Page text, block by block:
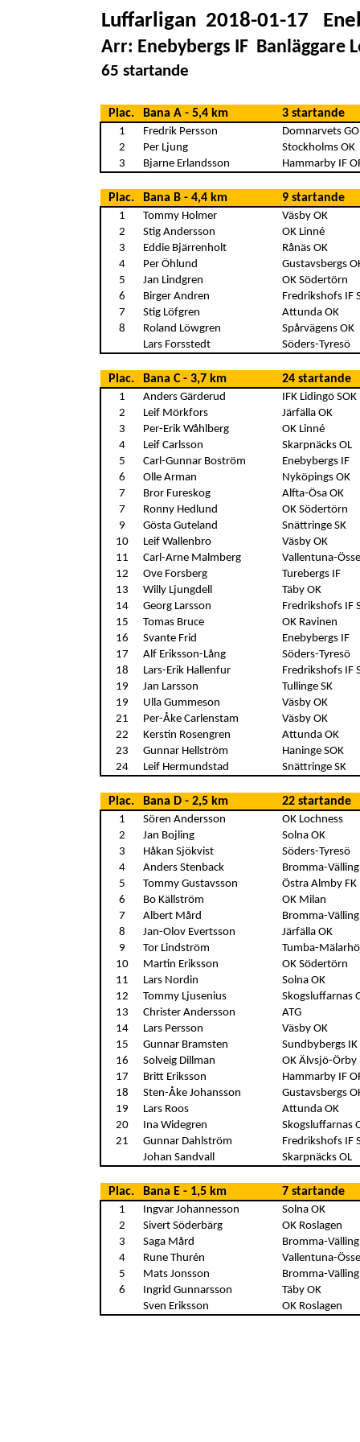
Luffarligan 2018-01-17
Arr: Enebybergs IF Banläggare
65 startande
Plac. Bana A - 5,4 km 3 startande
1 Fredrik Persson
Domnarvets
2
Per Ljung
Stockholms OK
3
Bjarne Erlandsson Hammarby IF
Plac. Bana B - 4,4 km 9 startande
1 Tommy Holmer
Väsby OK
2
Stig Andersson
OK Linné
3
Eddie Bjärrenholt
Rånäs OK
4
Per Öhlund
Gustavsbergs
5
Jan Lindgren
OK Södertörn
6
Birger Andren
Fredrikshofs IF
7
Stig Löfgren
Attunda OK
8
Roland Löwgren
Spårvägens OK
Lars Forsstedt
Söders-Tyresö
Plac. Bana C - 3,7 km 24 startande
1 Anders Gärderud
IFK Lidingö SOK
2
Leif Mörkfors
Järfälla OK
3
Per-Erik Wåhlberg
OK Linné
4
Leif Carlsson
Skarpnäcks OL
5
Carl-Gunnar Boström
Enebybergs IF
6
Olle Arman
Nyköpings OK
7
Bror Fureskog
Alfta-Ösa OK
7
Ronny Hedlund
OK Södertörn
9
Gösta Guteland
Snättringe SK
10
Leif Wallenbro
Väsby OK
11
Carl-Arne Malmberg
Vallentuna-
12
Ove Forsberg
Turebergs IF
13
Willy Ljungdell
Täby OK
14
Georg Larsson
Fredrikshofs IF
15
Tomas Bruce
OK Ravinen
16
Svante Frid
Enebybergs IF
17
Alf Eriksson-Lång
Söders-Tyresö
18
Lars-Erik Hallenfur
Fredrikshofs IF
19
Jan Larsson
Tullinge SK
19
Ulla Gummeson
Väsby OK
21
Per-Åke Carlenstam
Väsby OK
22
Kerstin Rosengren
Attunda OK
23
Gunnar Hellström
Haninge SOK
24
Leif Hermundstad Snättringe SK
Plac. Bana D - 2,5 km 22 startande
1 Sören Andersson
OK Lochness
2
Jan Bojling
Solna OK
3
Håkan Sjökvist
Söders-Tyresö
4
Anders Stenback
Bromma-
5
Tommy Gustavsson
Östra Almby FK
6
Bo Källström
OK Milan
7
Albert Mård
Bromma-
8
Jan-Olov Evertsson
Järfälla OK
9
Tor Lindström
Tumba-
10
Martin Eriksson
OK Södertörn
11
Lars Nordin
Solna OK
12
Tommy Ljusenius
Skogsluffarnas
13
Christer Andersson
ATG
14
Lars Persson
Väsby OK
15
Gunnar Bramsten
Sundbybergs IK
16
Solveig Dillman
OK Älvsjö-Örby
17
Britt Eriksson
Hammarby IF
18
Sten-Åke Johansson
Gustavsbergs
19
Lars Roos
Attunda OK
20
Ina Widegren
Skogsluffarnas
21
Gunnar Dahlström
Fredrikshofs IF
Johan Sandvall
Skarpnäcks OL
Plac. Bana E - 1,5 km 7 startande
1 Ingvar Johannesson
Solna OK
2
Sivert Söderbärg
OK Roslagen
3
Saga Mård
Bromma-
4
Rune Thurén
Vallentuna-
5
Mats Jonsson
Bromma-
6
Ingrid Gunnarsson
Täby OK
Sven Eriksson
OK Roslagen